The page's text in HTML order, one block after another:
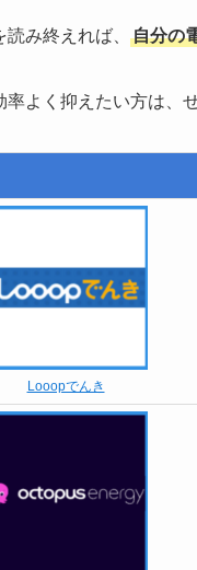
読み終えれば、 自分の
率よく抑えたい方は、
Looopでんき